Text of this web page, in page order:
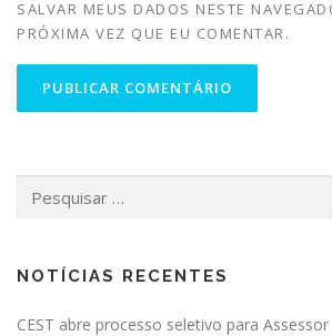
SALVAR MEUS DADOS NESTE
PRÓXIMA VEZ QUE EU COMENTAR.
NOTÍCIAS RECENTES
CEST abre processo seletivo para